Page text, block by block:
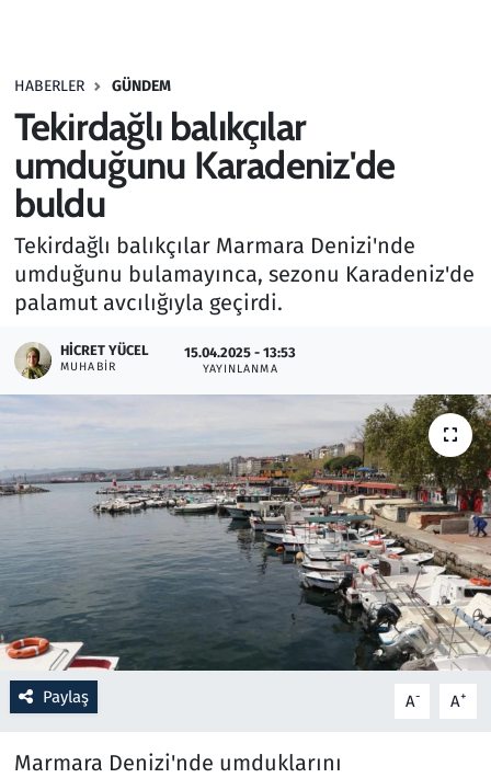
HABERLER GÜNDEM
Tekirdağlı balıkçılar
umduğunu Karadeniz'de
buldu
Tekirdağlı balıkçılar Marmara Denizi'nde
umduğunu bulamayınca, sezonu Karadeniz'de
palamut avcılığıyla geçirdi.
HICRET YÜCEL
MUHABIR
15.04.2025 - 13:53
YAYINLANMA
Paylaş A- A+
Marmara Denizi'nde umduklarını
Haber
Kültür Sanat
Kurumsal Haberler
Lezzet Durağı
Memur ve Kamu
Otomobil
Oyun
Ramazan
Resmi İlanlar
Rüya Tabirleri
Sağlık
Savunma Sanayi
Seçim 2023